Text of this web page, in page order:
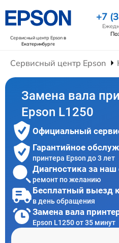
Сервисный центр Epsonв
Екатеринбурге
+7
Сервисный центр Epson
Замена вала
Epson L1250
Официальный
Гарантийное
принтера Epson до 3 лет
Диагностика за наш
ремонт по желанию
Бесплатный выезд
в день обращения
Замена вала
Epson L1250 от 35 минут